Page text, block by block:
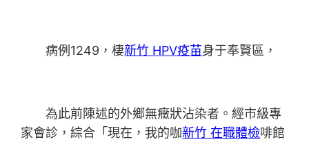
病例1249，棲新竹 HPV疫苗身于奉賢區，
為此前陳述的外鄉無癥狀沾染者。經市級專
家會診，綜合「現在，我的咖新竹 在職體檢啡館